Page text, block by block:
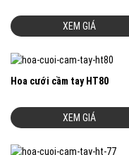
XEM GIÁ
Hoa cưới cầm tay HT80
XEM GIÁ